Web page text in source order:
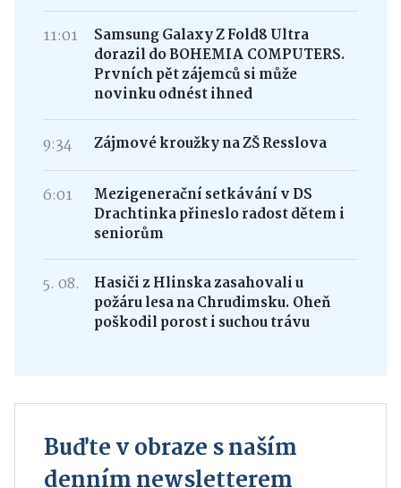
11:01
Samsung Galaxy Z Fold8 Ultra
dorazil do BOHEMIA COMPUTERS.
Prvních pět zájemců si může
novinku odnést ihned
9:34 Zájmové kroužky na ZŠ Resslova
6:01
Mezigenerační setkávání v DS
Drachtinka přineslo radost dětem i
seniorům
5. 08.
Hasiči z Hlinska zasahovali u
požáru lesa na Chrudimsku. Oheň
poškodil porost i suchou trávu
Buďte v obraze s naším
denním newsletterem